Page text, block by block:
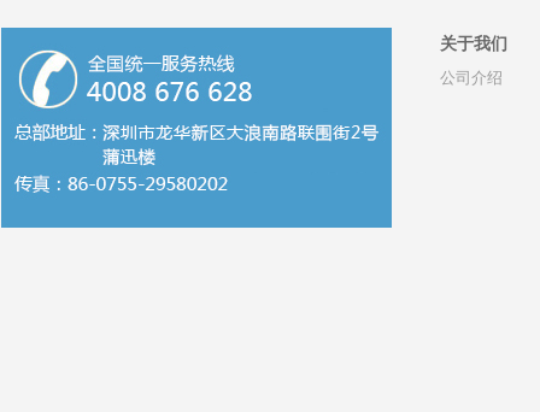
关于我们
公司介绍